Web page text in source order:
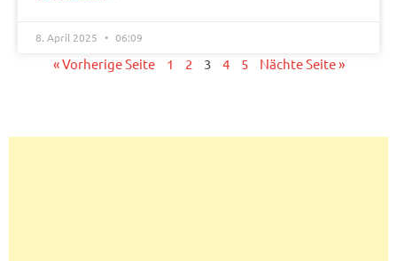
8. April 2025 06:09
« Vorherige Seite 1 2 3 4 5 Nächte Seite »